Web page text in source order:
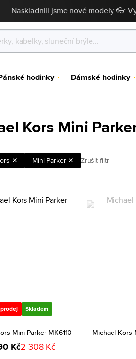
Naskladnili jsme nové modely 👓
hodinky Dámské hodinky
Kors Mini
Mini Parker Zrušit filtr
Skladem
Mini Parker MK6110
Kč2 308 Kč
Michael Kors